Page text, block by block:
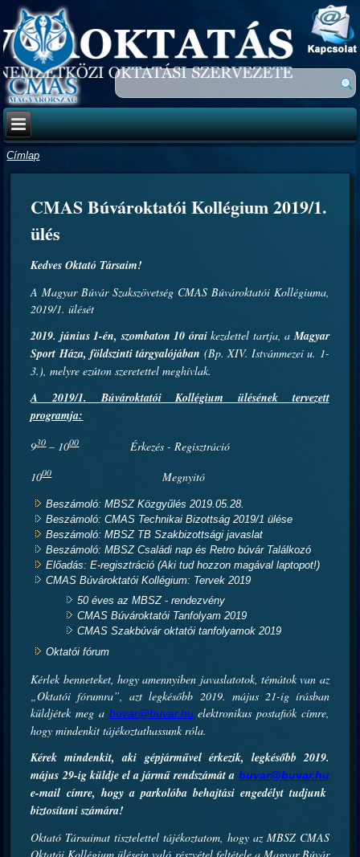
Címlap
CMAS Búvároktatói Kollégium 2019/1.
ülés
Kedves Oktató Társaim!
A Magyar Búvár Szakszövetség CMAS Búvároktatói Kollégiuma,
2019/1. ülését
2019. június 1-én, szombaton 10 óraikezdettel tartja, a Magyar
Sport Háza, földszinti tárgyalójában (Bp. XIV. Istvánmezei u. 1-
3.), melyre ezúton szeretettel meghívlak.
A 2019/1. Búvároktatói Kollégium ülésének tervezett
programja:
930– 1000Érkezés - Regisztráció
1000 Megnyitó
Beszámoló: MBSZ Közgyűlés 2019.05.28.
Beszámoló: CMAS Technikai Bizottság 2019/1 ülése
Beszámoló: MBSZ TB Szakbizottsági javaslat
Beszámoló: MBSZ Családi nap és Retro búvár Találkozó
Előadás: E-regisztráció (Aki tud hozzon magával laptopot!)
CMAS Búvároktatói Kollégium: Tervek 2019
50 éves az MBSZ - rendezvény
CMAS Búvároktatói Tanfolyam 2019
CMAS Szakbúvár oktatói tanfolyamok 2019
Oktatói fórum
Kérlek benneteket, hogy amennyiben javaslatotok, témátok van az
„Oktatói fórumra”, azt legkésőbb 2019. május 21-ig írásban
küldjétek meg a buvar@buvar.huelektronikus postafiók címre,
hogy mindenkit tájékoztathassunk róla.
Kérek mindenkit, aki gépjárművel érkezik, legkésőbb 2019.
május 29-ig küldje el a jármű rendszámát a buvar@buvar.hu
e-mail címre, hogy a parkolóba behajtási engedélyt tudjunk
biztosítani számára!
Oktató Társaimat tisztelettel tájékoztatom, hogy az MBSZ CMAS